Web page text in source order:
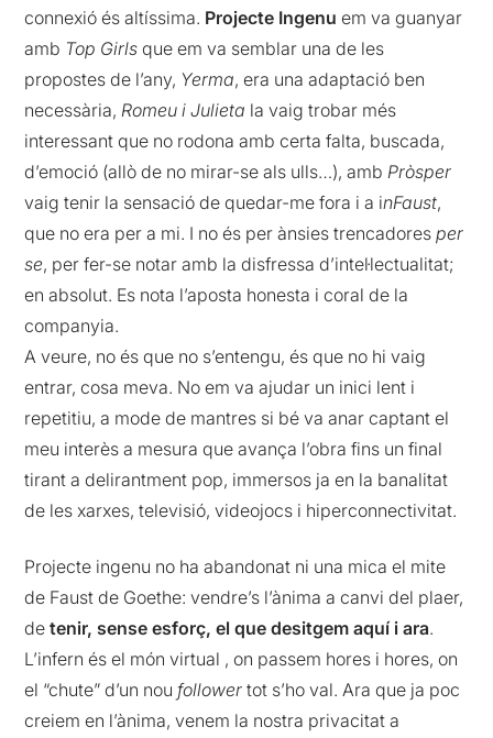
connexió és altíssima. Projecte Ingenu em va guanyar
amb Top Girls que em va semblar una de les
propostes de l’any, Yerma, era una adaptació ben
necessària,Romeu i Julieta la vaig trobar més
interessant que no rodona amb certa falta, buscada,
d’emoció (allò de no mirar-se als ulls…), ambPròsper
vaig tenir la sensació de quedar-me fora i a inFaust,
que no era per a mi. I no és per ànsies trencadoresper
se, per fer-se notar amb la disfressa d’intel·lectualitat;
en absolut. Es nota l’aposta honesta i coral de la
companyia.
A veure, no és que no s’entengu, és que no hi vaig
entrar, cosa meva. No em va ajudar un inici lent i
repetitiu, a mode de mantres si bé va anar captant el
meu interès a mesura que avança l’obra fins un final
tirant a delirantment pop, immersos ja en la banalitat
de les xarxes, televisió, videojocs i hiperconnectivitat.
Projecte ingenu no ha abandonat ni una mica el mite
de Faust de Goethe: vendre’s l’ànima a canvi del plaer,
detenir, sense esforç, el que desitgem aquí i ara.
L’infern és el món virtual , on passem hores i hores, on
el “chute” d’un noufollower tot s’ho val. Ara que ja poc
creiem en l’ànima, venem la nostra privacitat a